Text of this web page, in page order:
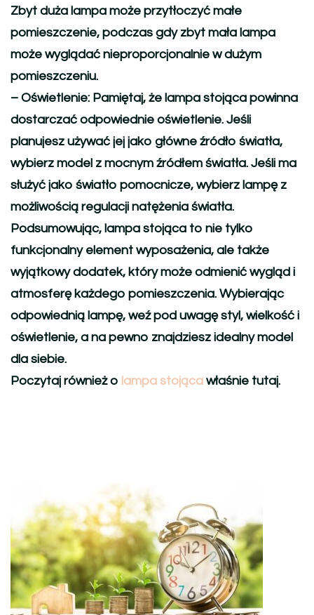
Zbyt duża lampa może przytłoczyć małe
pomieszczenie, podczas gdy zbyt mała lampa
może wyglądać nieproporcjonalnie w dużym
pomieszczeniu.
– Oświetlenie: Pamiętaj, że lampa stojąca powinna
dostarczać odpowiednie oświetlenie. Jeśli
planujesz używać jej jako główne źródło światła,
wybierz model z mocnym źródłem światła. Jeśli ma
służyć jako światło pomocnicze, wybierz lampę z
możliwością regulacji natężenia światła.
Podsumowując, lampa stojąca to nie tylko
funkcjonalny element wyposażenia, ale także
wyjątkowy dodatek, który może odmienić wygląd i
atmosferę każdego pomieszczenia. Wybierając
odpowiednią lampę, weź pod uwagę styl, wielkość i
oświetlenie, a na pewno znajdziesz idealny model
dla siebie.
Poczytaj również o lampa stojąca właśnie tutaj.
Nawigacja
wpisu